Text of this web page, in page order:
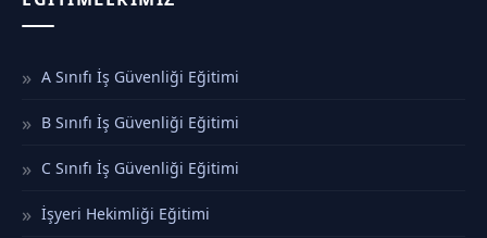
A Sınıfı İş Güvenliği Eğitimi
B Sınıfı İş Güvenliği Eğitimi
C Sınıfı İş Güvenliği Eğitimi
İşyeri Hekimliği Eğitimi